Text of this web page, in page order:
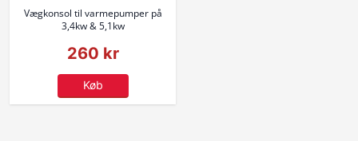
Vægkonsol til varmepumper på
3,4kw & 5,1kw
260 kr
Køb